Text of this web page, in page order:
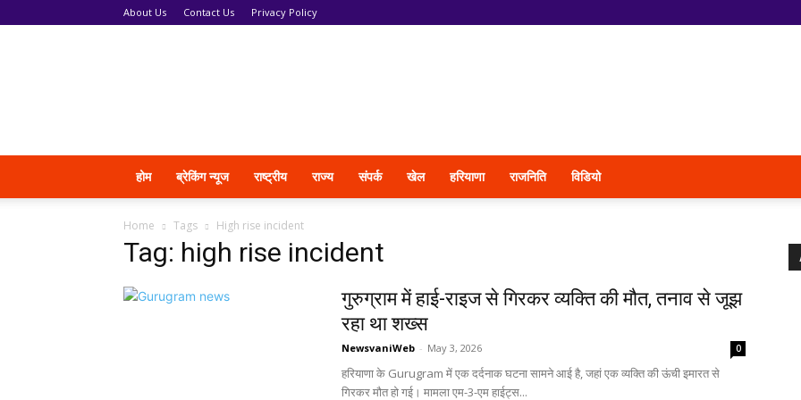
About Us Contact Us Privacy Policy
होम ब्रेकिंग न्यूज राष्ट्रीय राज्य संपर्क खेल हरियाणा राजनिति विडियो
Home Tags High rise incident
Tag: high rise incident
गुरुग्राम में हाई-राइज से गिरकर व्यक्ति की मौत, तनाव से जूझ
रहा था शख्स
NewsvaniWeb - May 3, 2026 0
हरियाणा के Gurugram में एक दर्दनाक घटना सामने आई है, जहां एक व्यक्ति की ऊंची इमारत से
गिरकर मौत हो गई। मामला एम-3-एम हाईट्स...